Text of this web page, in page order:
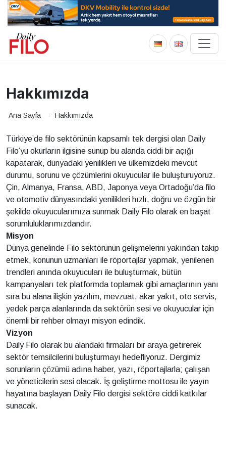
Hakkımızda
Ana Sayfa - Hakkımızda
Türkiye’de filo sektörünün kapsamlı tek dergisi olan Daily
Filo’yu okurların ilgisine sunup bu alanda ciddi bir açığı
kapatarak, dünyadaki yenilikleri ve ülkemizdeki mevcut
durumu, sorunu ve çözümlerini okuyucular ile buluşturuyoruz.
Çin, Almanya, Fransa, ABD, Japonya veya Ortadoğu’da filo
ve otomotiv dünyasındaki yenilikleri hızlı, doğru ve özgün bir
şekilde okuyucularımıza sunmak Daily Filo olarak en başat
sorumluluklarımızdandır.
Misyon
Dünya genelinde Filo sektörünün gelişmelerini yakından takip
etmek, konunun uzmanları ile röportajlar yapmak, yenilenen
trendleri anında okuyucuları ile buluşturmak, bütün
kampanyaları tek platformda toplamak gibi amaçlarının yanı
sıra bu alana ilişkin yazılım, mevzuat, akar yakıt, oto servis,
yedek parça alanlarında da sektörün sesi ve okuyucular için
önemli bir rehber olmayı misyon edindik.
Vizyon
Daily Filo olarak bu alandaki firmaları bir araya getirerek
sektör temsilcilerini buluşturmayı hedefliyoruz. Dergimiz
sorunların çözümü adına haber, yazı, röportajlarla; çalışan
ve yöneticilerin sesi olacak. İş geliştirme mottosu ile yayın
hayatına başlayan Daily Filo dergisi sektöre ciddi katkılar
sunacak.